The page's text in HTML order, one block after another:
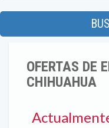
OFERTAS DE
CHIHUAHUA